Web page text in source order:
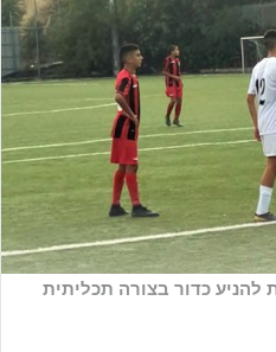
שיודעת להניע כדור בצורה תכליתית